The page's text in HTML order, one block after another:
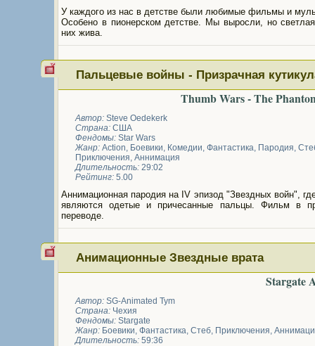
У каждого из нас в детстве были любимые фильмы и
Особено в пионерском детстве. Мы выросли, но
них жива.
Пальцевые войны - Призрачная
Thumb Wars - The
Автор: Steve Oedekerk
Страна: США
Фендомы: Star Wars
Жанр: Action, Боевики, Комедии, Фантастика, Пародия,
Приключения, Аннимация
Длительность: 29:02
Рейтинг: 5.00
Аннимационная пародия на IV эпизод "Звездных войн",
являются одетые и причесанные пальцы. Фильм в
переводе.
Анимационные Звездные врата
Stargate
Автор: SG-Animated Tym
Страна: Чехия
Фендомы: Stargate
Жанр: Боевики, Фантастика, Стеб, Приключения,
Длительность: 59:36